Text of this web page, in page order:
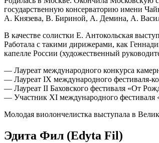
государственную консерваторию имени
А. Князева, В. Бириной, А. Демина, А.
В качестве солистки Е. Антокольская
Работала с такими дирижерами, как
капелле России (художественный
— Лауреат международного конкурса
— Лауреат IX международного фестиваля-
— Лауреат II Баховского фестиваля «От
— Участник XI международного фестиваля
Молодая виолончелистка выступала в
Эдита Фил (Edyta Fil)